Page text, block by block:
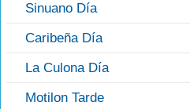
Sinuano Día
Caribeña Día
La Culona Día
Motilon Tarde